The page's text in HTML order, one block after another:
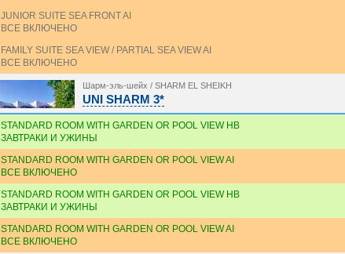
JUNIOR SUITE SEA FRONT AI
ВСЕ ВКЛЮЧЕНО
FAMILY SUITE SEA VIEW / PARTIAL SEA VIEW AI
ВСЕ ВКЛЮЧЕНО
Шарм-эль-шейх / SHARM EL SHEIKH
UNI SHARM 3*
STANDARD ROOM WITH GARDEN OR POOL VIEW HB
ЗАВТРАКИ И УЖИНЫ
STANDARD ROOM WITH GARDEN OR POOL VIEW AI
ВСЕ ВКЛЮЧЕНО
STANDARD ROOM WITH GARDEN OR POOL VIEW HB
ЗАВТРАКИ И УЖИНЫ
STANDARD ROOM WITH GARDEN OR POOL VIEW AI
ВСЕ ВКЛЮЧЕНО